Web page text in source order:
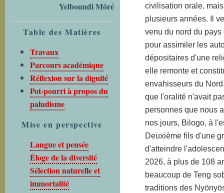
Yelboundi Möré
Table des Matières
Travaux
Parcours académique
Réflexion sur la dignité
Pot-pourri à propos du
paludisme
Mise en perspective
Langue et pensée
Éloge de la diversité
Sélection naturelle et
immortalité
civilisation orale,
plusieurs années. Il
venu du nord du
pour assimiler les
dépositaires d'une
elle remonte et
envahisseurs du
que l'oralité n'avait
personnes que nous
nos jours, Bilogo, à
Deuxième fils d'une
d'atteindre
2026, à plus de 108
beaucoup de Teng
traditions des